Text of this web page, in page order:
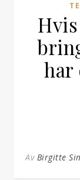
har
Av Birgitte